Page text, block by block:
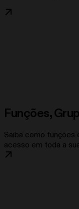
Funções,
Saiba como funções
acesso em toda a